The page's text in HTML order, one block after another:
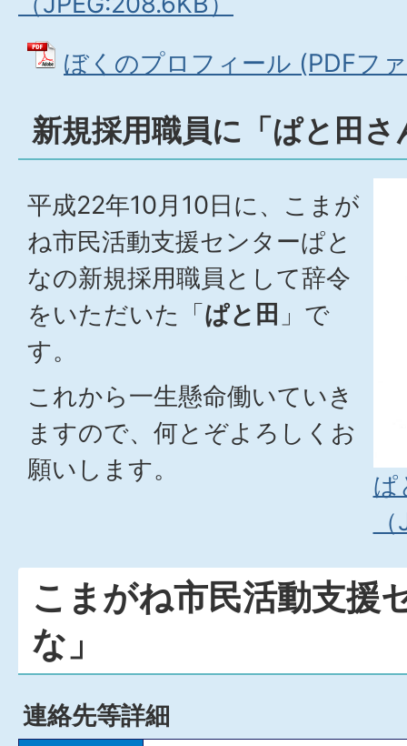
ぼくのプロフィール (PDFフ
新規採用職員に「ぱと田さ
ぱ
平成22年10月10日に、こまが
ね市民活動支援センターぱと
なの新規採用職員として辞令
をいただいた「 ぱと田 」で
す。
これから一生懸命働いていき
ますので、何とぞよろしくお
願いします。
こまがね市民活動支援
な」
連絡先等詳細